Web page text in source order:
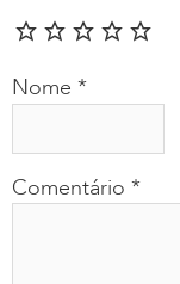
Comentário *
Nome *